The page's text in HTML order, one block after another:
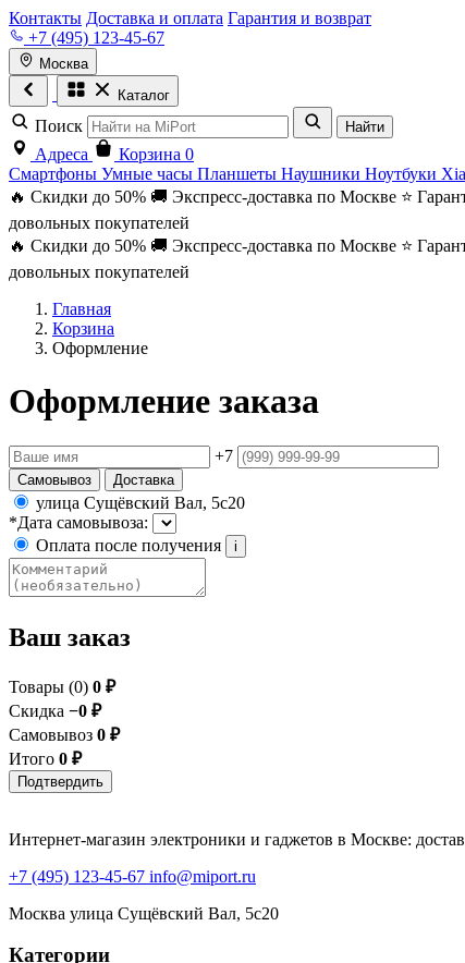
Контакты Доставка и оплата Гарантия и возврат
+7 (495) 123-45-67
Москва
Каталог
Поиск Найти
Адреса Корзина 0
Смартфоны Умные часы Планшеты Наушники Ноутбуки
🔥 Скидки до 50% 🚚 Экспресс-доставка по Москве ⭐
довольных покупателей
🔥 Скидки до 50% 🚚 Экспресс-доставка по Москве ⭐
довольных покупателей
Главная
Корзина
Оформление
Оформление заказа
+7
Самовывоз Доставка
улица Сущёвский Вал, 5с20
*Дата самовывоза:
Оплата после получения
i
Ваш заказ
Товары (0) 0 ₽
Скидка −0 ₽
Самовывоз 0 ₽
Итого 0 ₽
Подтвердить
Интернет-магазин электроники и гаджетов в Москве:
+7 (495) 123-45-67 info@miport.ru
Москва улица Сущёвский Вал, 5с20
Категории